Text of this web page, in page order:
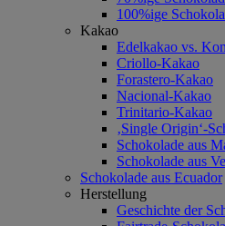
100%ige
Kakao
Edelkakao vs.
Criollo-Kakao
Forastero-Kakao
Nacional-Kakao
Trinitario-Kakao
‚Single Origin‘-
Schokolade aus
Schokolade aus
Schokolade aus Ecuador
Herstellung
Geschichte der